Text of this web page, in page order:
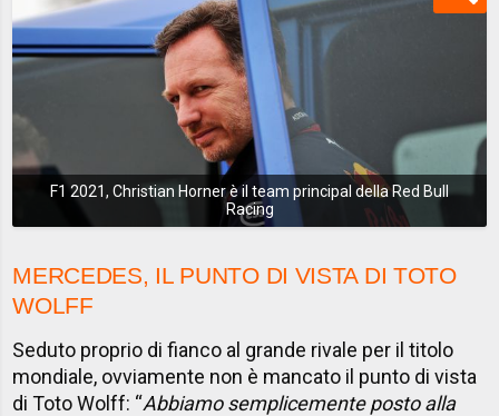
F1 2021, Christian Horner è il team principal della Red Bull
Racing
MERCEDES, IL PUNTO DI VISTA DI TOTO
WOLFF
Seduto proprio di fianco al grande rivale per il titolo
mondiale, ovviamente non è mancato il punto di vista
di Toto Wolff: “Abbiamo semplicemente posto alla